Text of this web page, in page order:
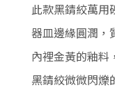
此款黑錆絞萬用
器皿邊緣圓潤 ，
內裡金黃的釉料
黑錆絞微微閃爍